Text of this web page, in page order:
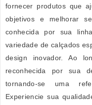
fornecer produtos que
objetivos e melhorar
conhecida por sua
variedade de calçados
design inovador. Ao
reconhecida por sua
tornando-se uma
Experiencie sua